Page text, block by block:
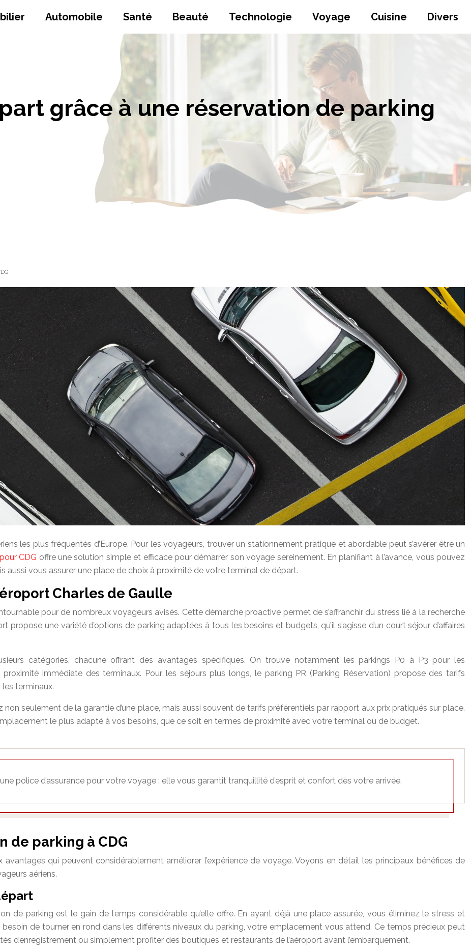
Automobile Santé Beauté Technologie Voyage Cuisine Divers
grâce à une réservation de parking
les plus fréquentés d’Europe. Pour les voyageurs, trouver un stationnement pratique et abordable peut s’avérer être un
CDG offre une solution simple et efficace pour démarrer son voyage sereinement. En planifiant à l’avance, vous pouvez
aussi vous assurer une place de choix à proximité de votre terminal de départ.
Charles de Gaulle
pour de nombreux voyageurs avisés. Cette démarche proactive permet de s’affranchir du stress lié à la recherche
propose une variété d’options de parking adaptées à tous les besoins et budgets, qu’il s’agisse d’un court séjour d’affaires
catégories, chacune offrant des avantages spécifiques. On trouve notamment les parkings P0 à P3 pour les
immédiate des terminaux. Pour les séjours plus longs, le parking PR (Parking Réservation) propose des tarifs
terminaux.
seulement de la garantie d’une place, mais aussi souvent de tarifs préférentiels par rapport aux prix pratiqués sur place.
le plus adapté à vos besoins, que ce soit en termes de proximité avec votre terminal ou de budget.
police d’assurance pour votre voyage : elle vous garantit tranquillité d’esprit et confort dès votre arrivée.
de parking à CDG
avantages qui peuvent considérablement améliorer l’expérience de voyage. Voyons en détail les principaux bénéfices de
aériens.
de parking est le gain de temps considérable qu’elle offre. En ayant déjà une place assurée, vous éliminez le stress et
besoin de tourner en rond dans les différents niveaux du parking, votre emplacement vous attend. Ce temps précieux peut
d’enregistrement ou simplement profiter des boutiques et restaurants de l’aéroport avant l’embarquement.